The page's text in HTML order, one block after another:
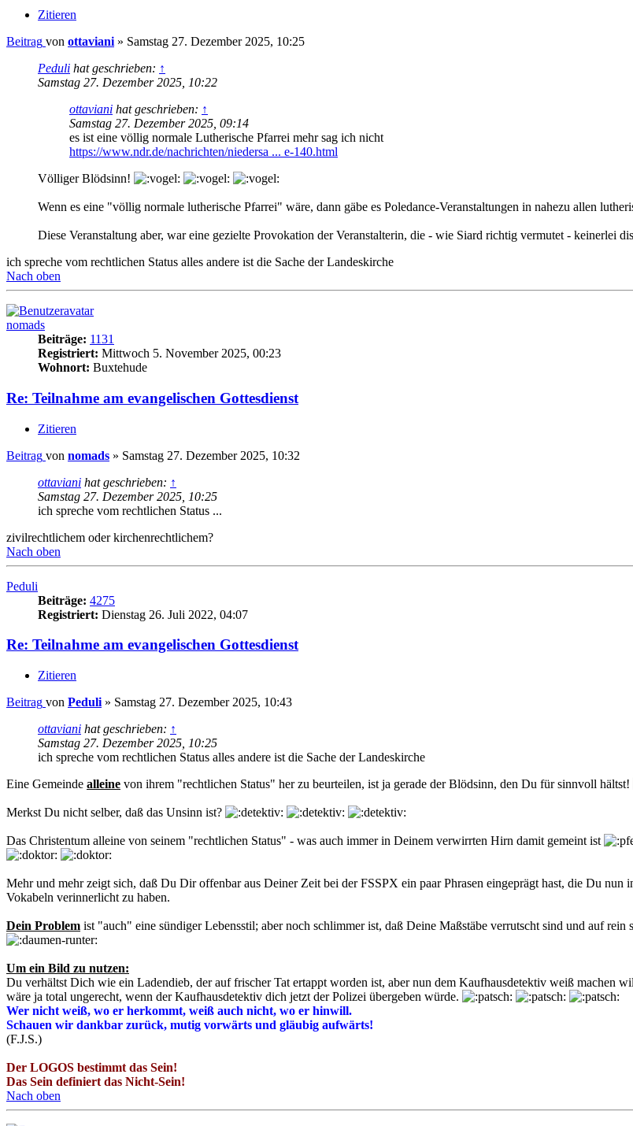
Zitieren
Beitrag von ottaviani » Samstag 27. Dezember 2025, 10:25
Peduli hat geschrieben: ↑
Samstag 27. Dezember 2025, 10:22
ottaviani hat geschrieben: ↑
Samstag 27. Dezember 2025, 09:14
es ist eine völlig normale Lutherische Pfarrei mehr sag ich nicht
https://www.ndr.de/nachrichten/niedersa ... e-140.html
Völliger Blödsinn!
Wenn es eine "völlig normale lutherische Pfarrei" wäre, dann gäbe es Poledance-Veranstaltungen in nahezu allen
Diese Veranstaltung aber, war eine gezielte Provokation der Veranstalterin, die - wie Siard richtig vermutet - keinerlei
ich spreche vom rechtlichen Status alles andere ist die Sache der Landeskirche
Nach oben
nomads
Beiträge: 1131
Registriert: Mittwoch 5. November 2025, 00:23
Wohnort: Buxtehude
Re: Teilnahme am evangelischen Gottesdienst
Zitieren
Beitrag von nomads » Samstag 27. Dezember 2025, 10:32
ottaviani hat geschrieben: ↑
Samstag 27. Dezember 2025, 10:25
ich spreche vom rechtlichen Status ...
zivilrechtlichem oder kirchenrechtlichem?
Nach oben
Peduli
Beiträge: 4275
Registriert: Dienstag 26. Juli 2022, 04:07
Re: Teilnahme am evangelischen Gottesdienst
Zitieren
Beitrag von Peduli » Samstag 27. Dezember 2025, 10:43
ottaviani hat geschrieben: ↑
Samstag 27. Dezember 2025, 10:25
ich spreche vom rechtlichen Status alles andere ist die Sache der Landeskirche
Eine Gemeinde alleine von ihrem "rechtlichen Status" her zu beurteilen, ist ja gerade der Blödsinn, den Du für sinnvoll hältst!
Merkst Du nicht selber, daß das Unsinn ist?
Das Christentum alleine von seinem "rechtlichen Status" - was auch immer in Deinem verwirrten Hirn damit gemeint ist
Mehr und mehr zeigt sich, daß Du Dir offenbar aus Deiner Zeit bei der FSSPX ein paar Phrasen eingeprägt hast, die Du
Vokabeln verinnerlicht zu haben.
Dein Problem ist "auch" eine sündiger Lebensstil; aber noch schlimmer ist, daß Deine Maßstäbe verrutscht sind und auf rein
Um ein Bild zu nutzen:
Du verhältst Dich wie ein Ladendieb, der auf frischer Tat ertappt worden ist, aber nun dem Kaufhausdetektiv weiß machen
wäre ja total ungerecht, wenn der Kaufhausdetektiv dich jetzt der Polizei übergeben würde.
Wer nicht weiß, wo er herkommt, weiß auch nicht, wo er hinwill.
Schauen wir dankbar zurück, mutig vorwärts und gläubig aufwärts!
(F.J.S.)
Der LOGOS bestimmt das Sein!
Das Sein definiert das Nicht-Sein!
Nach oben